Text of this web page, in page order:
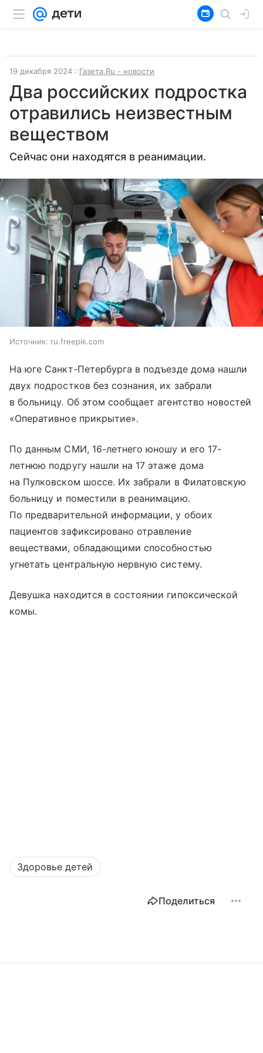
19 декабря 2024 Газета.Ru - новости
Два российских подростка
отравились неизвестным
веществом
Сейчас они находятся в реанимации.
Источник: ru.freepik.com
На юге Санкт-Петербурга в подъезде дома нашли
двух подростков без сознания, их забрали
в больницу. Об этом сообщает агентство новостей
«Оперативное прикрытие».
По данным СМИ, 16-летнего юношу и его 17-
летнюю подругу нашли на 17 этаже дома
на Пулковском шоссе. Их забрали в Филатовскую
больницу и поместили в реанимацию.
По предварительной информации, у обоих
пациентов зафиксировано отравление
веществами, обладающими способностью
угнетать центральную нервную систему.
Девушка находится в состоянии гипоксической
комы.
Здоровье детей
Поделиться